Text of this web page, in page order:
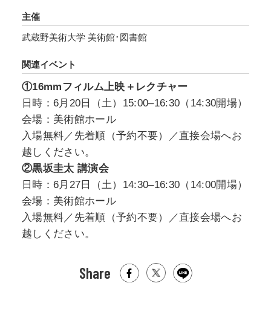
主催
武蔵野美術大学 美術館･図書館
関連イベント
①16mmフィルム上映＋レクチャー
日時：6月20日（土）15:00–16:30（14:30開場）
会場：美術館ホール
入場無料／先着順（予約不要）／直接会場へお
越しください。
②黒坂圭太 講演会
日時：6月27日（土）14:30–16:30（14:00開場）
会場：美術館ホール
入場無料／先着順（予約不要）／直接会場へお
越しください。
Share